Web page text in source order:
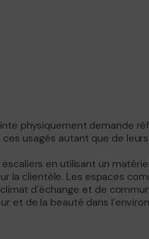
physiquement demande
usagés autant que de
en utilisant un
la clientèle. Les espaces
d’échange et de
et de la beauté dans